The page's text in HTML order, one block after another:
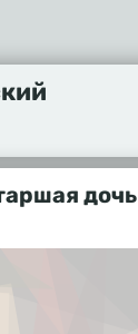
дочь